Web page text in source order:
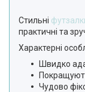
Стильні
практичні та
Характерні
Швидко
Чудово